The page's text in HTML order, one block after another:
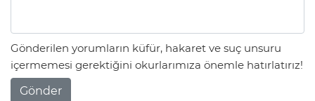
Gönderilen yorumların küfür, hakaret ve suç unsuru
içermemesi gerektiğini okurlarımıza önemle hatırlatırız!
Gönder